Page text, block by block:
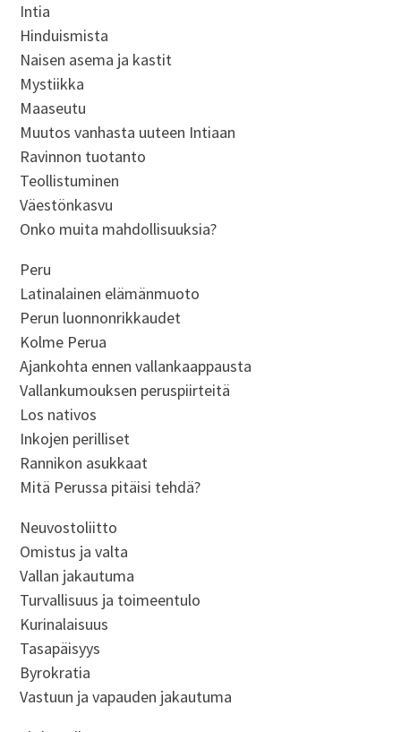
Intia
Hinduismista
Naisen asema ja kastit
Mystiikka
Maaseutu
Muutos vanhasta uuteen Intiaan
Ravinnon tuotanto
Teollistuminen
Väestönkasvu
Onko muita mahdollisuuksia?
Peru
Latinalainen elämänmuoto
Perun luonnonrikkaudet
Kolme Perua
Ajankohta ennen vallankaappausta
Vallankumouksen peruspiirteitä
Los nativos
Inkojen perilliset
Rannikon asukkaat
Mitä Perussa pitäisi tehdä?
Neuvostoliitto
Omistus ja valta
Vallan jakautuma
Turvallisuus ja toimeentulo
Kurinalaisuus
Tasapäisyys
Byrokratia
Vastuun ja vapauden jakautuma